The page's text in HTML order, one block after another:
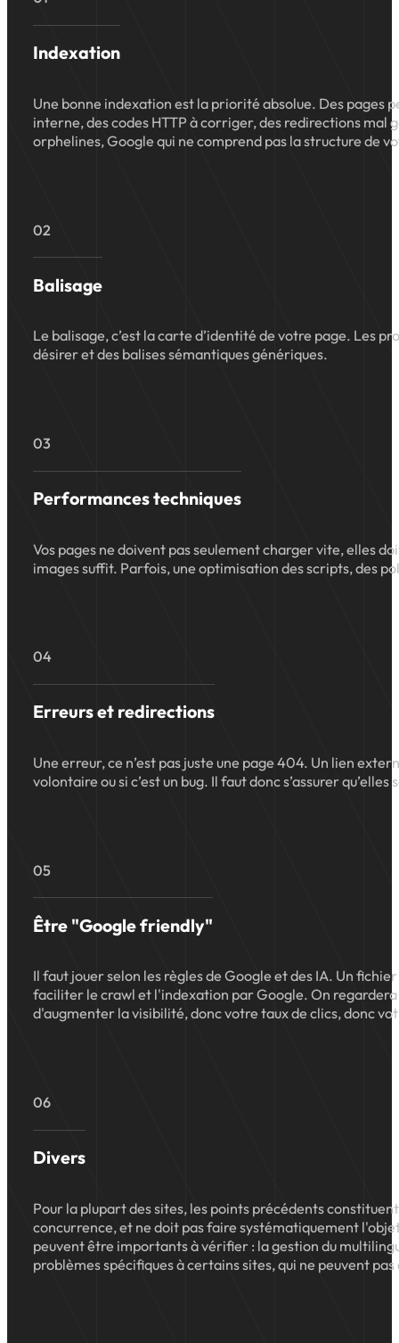
Indexation
Une bonne indexation est la priorité absolue. Des pages
interne, des codes HTTP à corriger, des redirections mal
orphelines, Google qui ne comprend pas la structure de
02
Balisage
Le balisage, c’est la carte d’identité de votre page. Les
désirer et des balises sémantiques génériques.
03
Performances techniques
Vos pages ne doivent pas seulement charger vite, elles
images suffit. Parfois, une optimisation des scripts, des
04
Erreurs et redirections
Une erreur, ce n’est pas juste une page 404. Un lien
volontaire ou si c’est un bug. Il faut donc s’assurer
05
Être "Google friendly"
Il faut jouer selon les règles de Google et des IA. Un
faciliter le crawl et l'indexation par Google. On
d'augmenter la visibilité, donc votre taux de clics, donc
06
Divers
Pour la plupart des sites, les points précédents
concurrence, et ne doit pas faire systématiquement
peuvent être importants à vérifier : la gestion du
problèmes spécifiques à certains sites, qui ne peuvent